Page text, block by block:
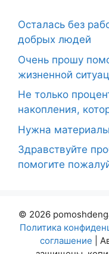
Осталась без
добрых людей
Очень прошу
жизненной
Не только
накопления,
Нужна
Здравствуйте
помогите
© 2026
Политика
соглашение |